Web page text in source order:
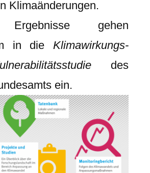
Klimaänderungen.
gehen
in die Klimawirkungs-
des
ein.